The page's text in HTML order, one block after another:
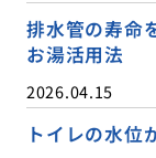
排水管の寿命
お湯活用法
2026.04.15
トイレの水位